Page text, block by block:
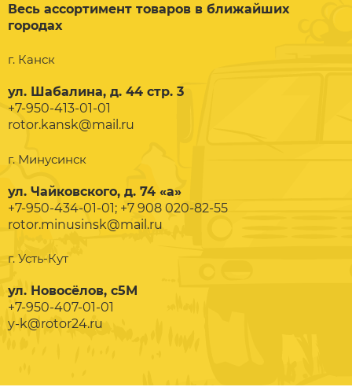
Весь ассортимент товаров в ближайших
городах
г. Канск
ул. Шабалина, д. 44 стр. 3
+7-950-413-01-01
rotor.kansk@mail.ru
г. Минусинск
ул. Чайковского, д. 74 «а»
+7-950-434-01-01; +7 908 020-82-55
rotor.minusinsk@mail.ru
г. Усть-Кут
ул. Новосёлов, с5М
+7-950-407-01-01
y-k@rotor24.ru